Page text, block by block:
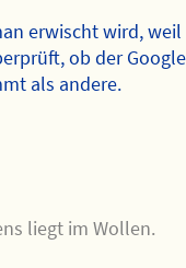
erwischt wird, weil
ob der
als andere.
liegt im Wollen.